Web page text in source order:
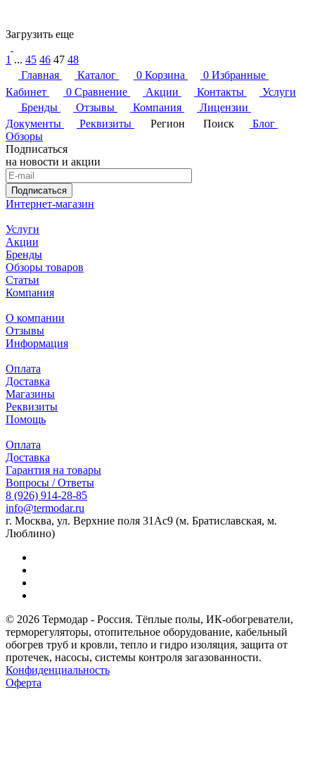
Загрузить еще
1 ... 45 46 47 48
Главная
Каталог 0 Корзина 0 Избранные
Кабинет
0 Сравнение Акции Контакты
Услуги
Бренды
Отзывы Компания
Лицензии
Документы
Реквизиты Регион Поиск
Блог
Обзоры
Подписаться
на новости и акции
Подписаться
Интернет-магазин
Услуги
Акции
Бренды
Обзоры товаров
Статьи
Компания
О компании
Отзывы
Информация
Оплата
Доставка
Магазины
Реквизиты
Помощь
Оплата
Доставка
Гарантия на товары
Вопросы / Ответы
8 (926) 914-28-85
info@termodar.ru
г. Москва, ул. Верхние поля 31Ас9 (м. Братиславская, м.
Люблино)
© 2026 Термодар - Россия. Тёплые полы, ИК-обогреватели,
терморегуляторы, отопительное оборудование, кабельный
обогрев труб и кровли, тепло и гидро изоляция, защита от
протечек, насосы, системы контроля загазованности.
Конфиденциальность
Оферта